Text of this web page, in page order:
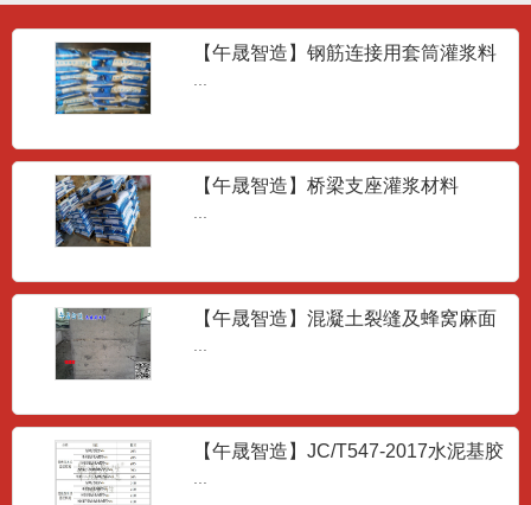
【午晟智造】钢筋连接用套筒灌浆料
...
【午晟智造】桥梁支座灌浆材料
...
【午晟智造】混凝土裂缝及蜂窝麻面
...
【午晟智造】JC/T547-2017水泥基胶
...
套筒灌浆料
...
套筒灌浆料